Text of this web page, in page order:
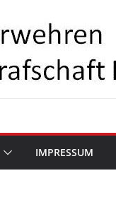
IMPRESSUM